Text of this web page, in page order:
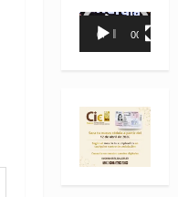
Reproductor
00:00 00:35